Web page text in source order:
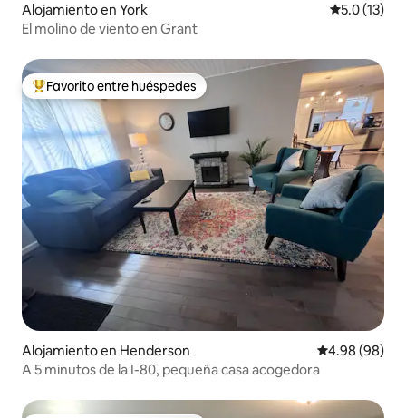
Alojamiento en York Calificación
5.0 (13)
El molino de viento en Grant
Favorito entre huéspedes preferido
Favorito entre huéspedes
Alojamiento en Henderson Calificación
4.98 (98)
A 5 minutos de la I-80, pequeña casa acogedora